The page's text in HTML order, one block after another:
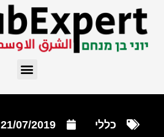
כללי 21/07/2019